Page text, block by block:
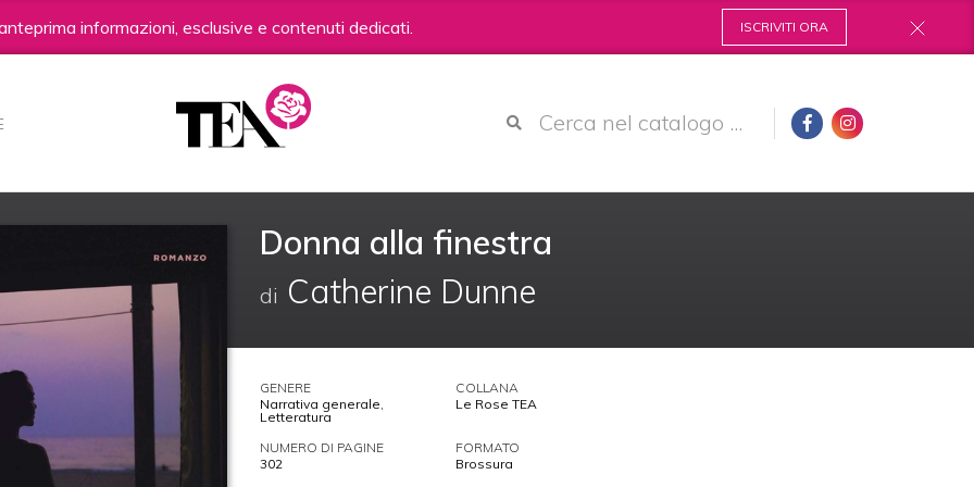
informazioni, esclusive e contenuti dedicati. ISCRIVITI ORA
Donna alla finestra
di Catherine Dunne
GENERE
Narrativa generale,
Letteratura
COLLANA
Le Rose TEA
NUMERO DI PAGINE
302
FORMATO
Brossura